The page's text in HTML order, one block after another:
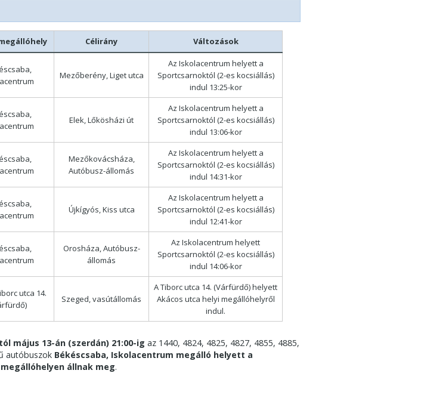
Célirány Változások
Mezőberény, Liget utca
Az Iskolacentrum helyett a
Sportcsarnoktól (2-es kocsiállás)
indul 13:25-kor
Elek, Lőkösházi út
Az Iskolacentrum helyett a
Sportcsarnoktól (2-es kocsiállás)
indul 13:06-kor
Mezőkovácsháza,
Autóbusz-állomás
Az Iskolacentrum helyett a
Sportcsarnoktól (2-es kocsiállás)
indul 14:31-kor
Újkígyós, Kiss utca
Az Iskolacentrum helyett a
Sportcsarnoktól (2-es kocsiállás)
indul 12:41-kor
Orosháza, Autóbusz-
állomás
Az Iskolacentrum helyett
Sportcsarnoktól (2-es kocsiállás)
indul 14:06-kor
utca 14.
Szeged, vasútállomás
A Tiborc utca 14. (Várfürdő) helyett
Akácos utca helyi megállóhelyről
indul.
május 13-án (szerdán) 21:00-ig az 1440, 4824, 4825, 4827, 4855, 4885,
autóbuszok Békéscsaba, Iskolacentrum megálló helyett a
állnak meg.